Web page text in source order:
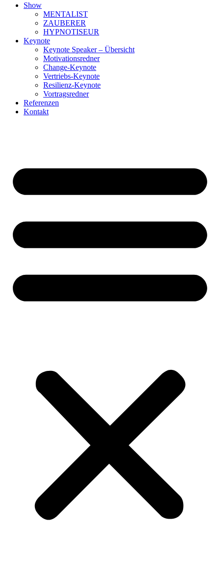
Show
MENTALIST
ZAUBERER
HYPNOTISEUR
Keynote
Keynote Speaker – Übersicht
Motivationsredner
Change-Keynote
Vertriebs-Keynote
Resilienz-Keynote
Vortragsredner
Referenzen
Kontakt